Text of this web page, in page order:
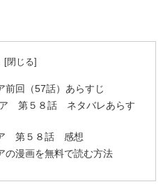
前回（57話）あらすじ
ア 第５８話 ネタバレあらす
ア 第５８話 感想
の漫画を無料で読む方法